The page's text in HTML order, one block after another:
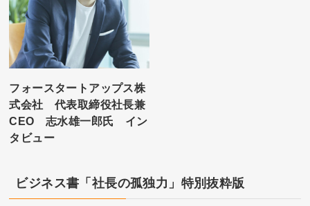
フォースタートアップス株
式会社 代表取締役社長兼
CEO 志水雄一郎氏 イン
タビュー
ビジネス書「社長の孤独力」特別抜粋版